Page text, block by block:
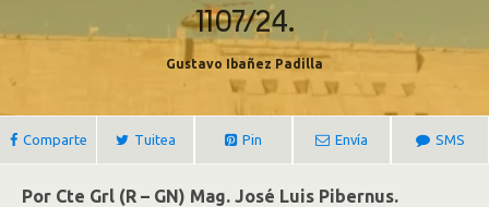
1107/24.
Gustavo Ibañez Padilla
Comparte Tuitea Pin Envía SMS
Por Cte Grl (R – GN) Mag. José Luis Pibernus.